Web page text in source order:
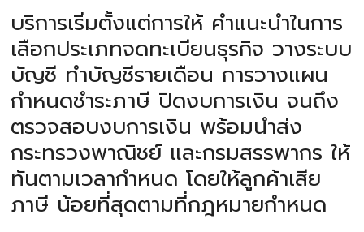
บริการเริ่มตั้งแต่การให้ คำแนะนำในการ
เลือกประเภทจดทะเบียนธุรกิจ วางระบบ
บัญชี ทำบัญชีรายเดือน การวางแผน
กำหนดชำระภาษี ปิดงบการเงิน จนถึง
ตรวจสอบงบการเงิน พร้อมนำส่ง
กระทรวงพาณิชย์ และกรมสรรพากร ให้
ทันตามเวลากำหนด โดยให้ลูกค้าเสีย
ภาษี น้อยที่สุดตามที่กฎหมายกำหนด